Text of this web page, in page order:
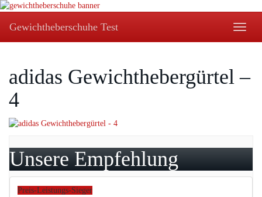
Skip
main
content
Toggle
Gewichtheberschuhe Test
adidas Gewichthebergürtel –
4
Unsere Empfehlung
Preis-Leistungs-Sieger